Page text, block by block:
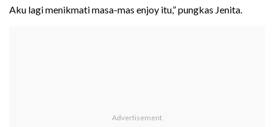
Aku lagi menikmati masa-mas enjoy itu,” pungkas Jenita.